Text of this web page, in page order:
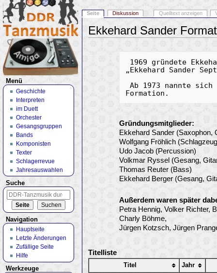
Ekkehard Sander
„Ekkehard Sander
Ab 1973 nannte sich die Gruppe „Sander
Gründungsmitglieder:
Ekkehard Sander (Saxophon,
Wolfgang Fröhlich
Udo Jacob (Percussion)
Volkmar Ryssel (Gesang,
Thomas Reuter (Bass)
Ekkehard Berger (Gesang,
Außerdem waren später
Petra Hennig, Volker Richter,
Charly Böhme,
Jürgen Kotzsch, Jürgen
Titelliste
Titel Jahr
Seite Diskussion Quelltext anzeigen
Menü
Geschichte
Interpreten
im Duett
Orchester
Gesangsgruppen
Bands
Komponisten
Texter
Schlagerrevue
Jahresauswahlen
Suche
Navigation
Hauptseite
Letzte Änderungen
Zufällige Seite
Hilfe
Werkzeuge